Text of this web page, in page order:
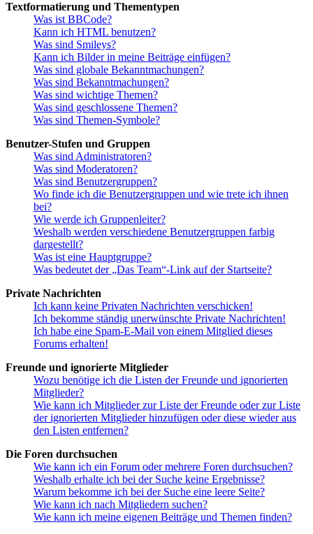
Textformatierung und Thementypen
Was ist BBCode?
Kann ich HTML benutzen?
Was sind Smileys?
Kann ich Bilder in meine Beiträge einfügen?
Was sind globale Bekanntmachungen?
Was sind Bekanntmachungen?
Was sind wichtige Themen?
Was sind geschlossene Themen?
Was sind Themen-Symbole?
Benutzer-Stufen und Gruppen
Was sind Administratoren?
Was sind Moderatoren?
Was sind Benutzergruppen?
Wo finde ich die Benutzergruppen und wie trete ich ihnen
bei?
Wie werde ich Gruppenleiter?
Weshalb werden verschiedene Benutzergruppen farbig
dargestellt?
Was ist eine Hauptgruppe?
Was bedeutet der „Das Team“-Link auf der Startseite?
Private Nachrichten
Ich kann keine Privaten Nachrichten verschicken!
Ich bekomme ständig unerwünschte Private Nachrichten!
Ich habe eine Spam-E-Mail von einem Mitglied dieses
Forums erhalten!
Freunde und ignorierte Mitglieder
Wozu benötige ich die Listen der Freunde und ignorierten
Mitglieder?
Wie kann ich Mitglieder zur Liste der Freunde oder zur Liste
der ignorierten Mitglieder hinzufügen oder diese wieder aus
den Listen entfernen?
Die Foren durchsuchen
Wie kann ich ein Forum oder mehrere Foren durchsuchen?
Weshalb erhalte ich bei der Suche keine Ergebnisse?
Warum bekomme ich bei der Suche eine leere Seite?
Wie kann ich nach Mitgliedern suchen?
Wie kann ich meine eigenen Beiträge und Themen finden?